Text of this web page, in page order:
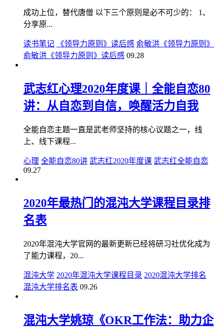
成功上位，替代唐僧 以下三个原则是必不可少的： 1、
分享原...
读书笔记 《领导力原则》读后感 俞敏洪《领导力原则》
俞敏洪《领导力原则》读后感 09.28
武志红心理2020年度课｜全能自恋80
讲：从自恋到自信，唤醒活力自我
全能自恋主题一直是武老师坚持的核心议题之一，线
上、线下课程...
心理 全能自恋80讲 武志红2020年度课 武志红全能自恋
09.27
2020年最热门的混沌大学课程目录排
名表
2020年混沌大学官网的最新更新已经将研习社优化成为
了能力课程，20...
混沌大学 2020年混沌大学课程目录 2020混沌大学排名
混沌大学排名表 09.26
混沌大学姚琼《OKR工作法：助力企